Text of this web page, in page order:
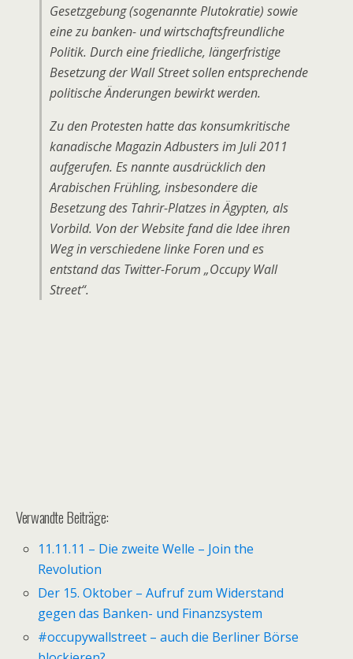
Gesetzgebung (sogenannte Plutokratie) sowie
eine zu banken- und wirtschaftsfreundliche
Politik. Durch eine friedliche, längerfristige
Besetzung der Wall Street sollen entsprechende
politische Änderungen bewirkt werden.
Zu den Protesten hatte das konsumkritische
kanadische Magazin Adbusters im Juli 2011
aufgerufen. Es nannte ausdrücklich den
Arabischen Frühling, insbesondere die
Besetzung des Tahrir-Platzes in Ägypten, als
Vorbild. Von der Website fand die Idee ihren
Weg in verschiedene linke Foren und es
entstand das Twitter-Forum „Occupy Wall
Street“.
Verwandte Beiträge:
11.11.11 – Die zweite Welle – Join the
Revolution
Der 15. Oktober – Aufruf zum Widerstand
gegen das Banken- und Finanzsystem
#occupywallstreet – auch die Berliner Börse